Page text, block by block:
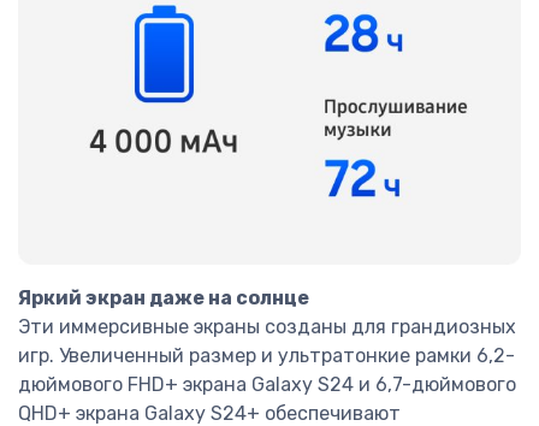
Яркий экран даже на солнце
Эти иммерсивные экраны созданы для грандиозных
игр. Увеличенный размер и ультратонкие рамки 6,2-
дюймового FHD+ экрана Galaxy S24 и 6,7-дюймового
QHD+ экрана Galaxy S24+ обеспечивают